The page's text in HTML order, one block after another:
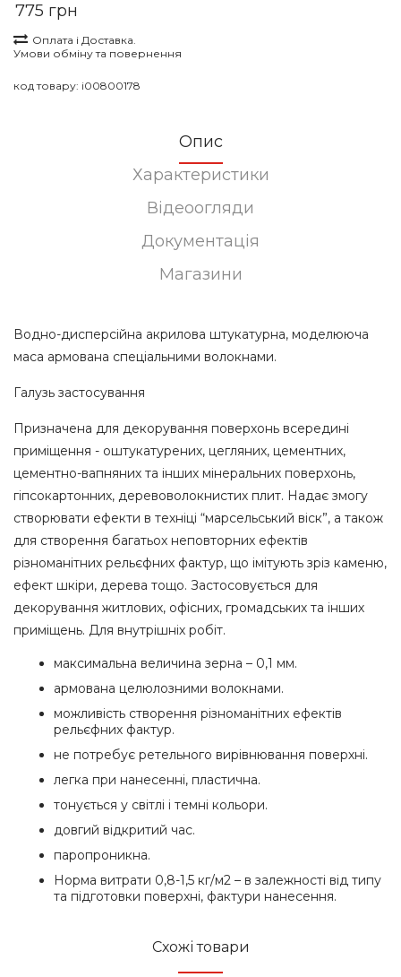
775 грн
Оплата і Доставка.
Умови обміну та повернення
код товару: i00800178
Опис
Характеристики
Відеоогляди
Документація
Магазини
Водно-дисперсійна акрилова штукатурна, моделююча
маса армована спеціальними волокнами.
Галузь застосування
Призначена для декорування поверхонь всередині
приміщення - оштукатурених, цегляних, цементних,
цементно-вапняних та інших мінеральних поверхонь,
гіпсокартонних, деревоволокнистих плит. Надає змогу
створювати ефекти в техніці “марсельський віск”, а також
для створення багатьох неповторних ефектів
різноманітних рельєфних фактур, що імітують зріз каменю,
ефект шкіри, дерева тощо. Застосовується для
декорування житлових, офісних, громадських та інших
приміщень. Для внутрішніх робіт.
максимальна величина зерна – 0,1 мм.
армована целюлозними волокнами.
можливість створення різноманітних ефектів
рельєфних фактур.
не потребує ретельного вирівнювання поверхні.
легка при нанесенні, пластична.
тонується у світлі і темні кольори.
довгий відкритий час.
паропроникна.
Норма витрати 0,8-1,5 кг/м2 – в залежності від типу
та підготовки поверхні, фактури нанесення.
Схожі товари